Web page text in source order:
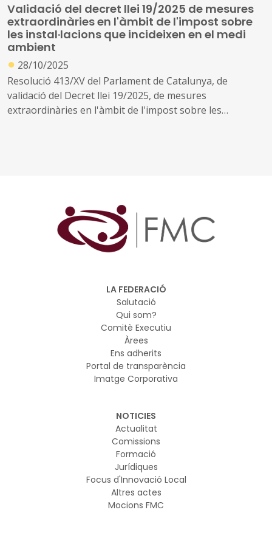
Validació del decret llei 19/2025 de mesures
extraordinàries en l'àmbit de l'impost sobre
les instal·lacions que incideixen en el medi
ambient
● 28/10/2025
Resolució 413/XV del Parlament de Catalunya, de
validació del Decret llei 19/2025, de mesures
extraordinàries en l'àmbit de l'impost sobre les
LA FEDERACIÓ
Salutació
Qui som?
Comitè Executiu
Àrees
Ens adherits
Portal de transparència
Imatge Corporativa
NOTICIES
Actualitat
Comissions
Formació
Jurídiques
Focus d'Innovació Local
Altres actes
Mocions FMC